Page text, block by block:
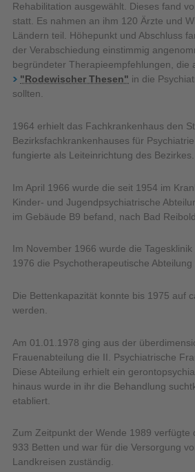
Rehabilitation ausgewählt. Dieses fand
statt. Es nahmen an ihm 120 Ärzte und
Ländern teil. Höhepunkt und Abschluss
der Verabschiedung einstimmig
begründeter Therapieempfehlungen, die
"Rodewischer Thesen" in die
sollten.
1964 erhielt das Fachkrankenhaus den
Bezirksfachkrankenhauses für
fungierte als Leiteinrichtung des Bezirkes.
Im April 1966 wurde die seit 1954 im
Kinder- und Jugendpsychiatrische
im Gebäude B9 befand, nach Bad
Im November 1966 wurde die
1976 die Psychotherapeutische Abteilung
Die Bettenkapazität konnte bis 1975 auf
werden.
Am 01.01.1978 ging aus der
Frauenabteilung die II. Psychiatrische
Diese Abteilung erhielt ein
hinaus wurde in ihr die Behandlung
etabliert.
Zum Zeitpunkt der Wende 1989 verfügte
933 Betten und war für die Versorgung
Landkreisen zuständig.